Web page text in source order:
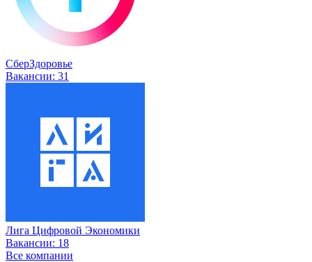
СберЗдоровье
Вакансии: 31
Лига Цифровой Экономики
Вакансии: 18
Все компании